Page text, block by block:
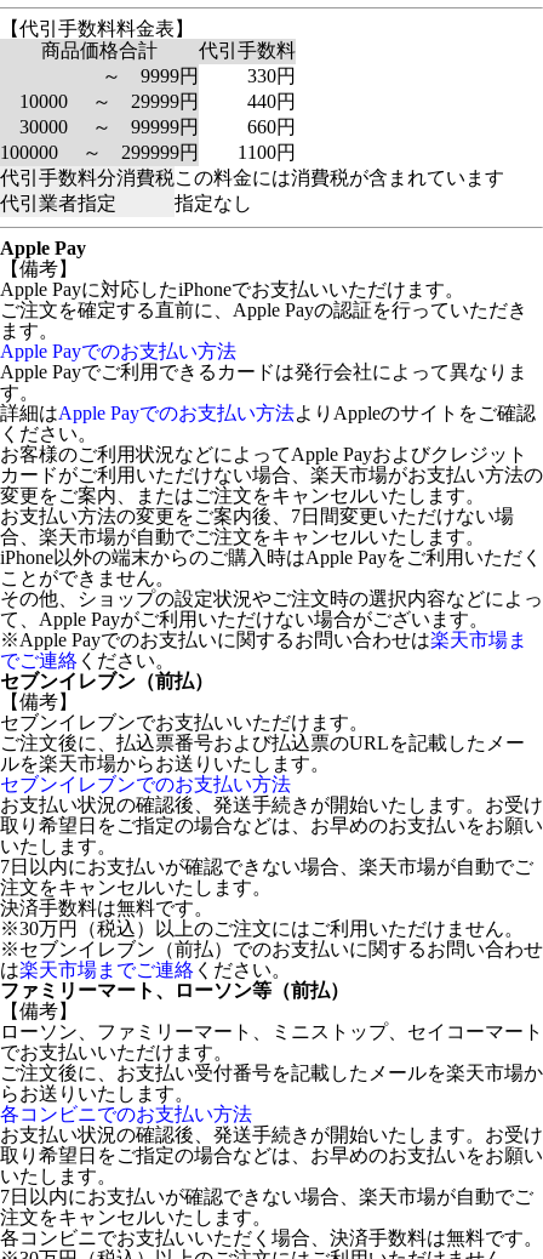
【代引手数料料金表】
商品価格合計
代引手数料
～ 9999円
330円
10000 ～ 29999円
440円
30000 ～ 99999円
660円
100000 ～ 299999円
1100円
代引手数料分消費税この料金には消費税が含まれています
代引業者指定
指定なし
Apple Pay
【備考】
Apple Payに対応したiPhoneでお支払いいただけます。
ご注文を確定する直前に、Apple Payの認証を行っていただき
ます。
Apple Payでのお支払い方法
Apple Payでご利用できるカードは発行会社によって異なりま
す。
詳細はApple Payでのお支払い方法よりAppleのサイトをご確認
ください。
お客様のご利用状況などによってApple Payおよびクレジット
カードがご利用いただけない場合、楽天市場がお支払い方法の
変更をご案内、またはご注文をキャンセルいたします。
お支払い方法の変更をご案内後、7日間変更いただけない場
合、楽天市場が自動でご注文をキャンセルいたします。
iPhone以外の端末からのご購入時はApple Payをご利用いただく
ことができません。
その他、ショップの設定状況やご注文時の選択内容などによっ
て、Apple Payがご利用いただけない場合がございます。
※Apple Payでのお支払いに関するお問い合わせは楽天市場ま
でご連絡 ください。
セブンイレブン（前払）
【備考】
セブンイレブンでお支払いいただけます。
ご注文後に、払込票番号および払込票のURLを記載したメー
ルを楽天市場からお送りいたします。
セブンイレブンでのお支払い方法
お支払い状況の確認後、発送手続きが開始いたします。お受け
取り希望日をご指定の場合などは、お早めのお支払いをお願い
いたします。
7日以内にお支払いが確認できない場合、楽天市場が自動でご
注文をキャンセルいたします。
決済手数料は無料です。
※30万円（税込）以上のご注文にはご利用いただけません。
※セブンイレブン（前払）でのお支払いに関するお問い合わせ
は楽天市場までご連絡 ください。
ファミリーマート、ローソン等（前払）
【備考】
ローソン、ファミリーマート、ミニストップ、セイコーマート
でお支払いいただけます。
ご注文後に、お支払い受付番号を記載したメールを楽天市場か
らお送りいたします。
各コンビニでのお支払い方法
お支払い状況の確認後、発送手続きが開始いたします。お受け
取り希望日をご指定の場合などは、お早めのお支払いをお願い
いたします。
7日以内にお支払いが確認できない場合、楽天市場が自動でご
注文をキャンセルいたします。
各コンビニでお支払いいただく場合、決済手数料は無料です。